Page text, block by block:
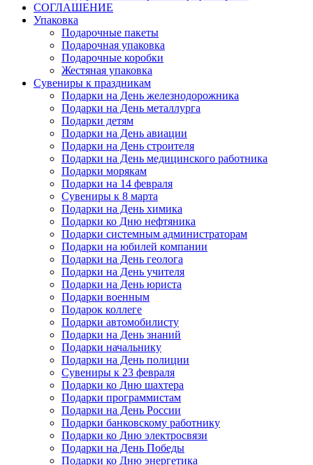
СОГЛАШЕНИЕ
Упаковка
Подарочные пакеты
Подарочная упаковка
Подарочные коробки
Жестяная упаковка
Сувениры к праздникам
Подарки на День железнодорожника
Подарки на День металлурга
Подарки детям
Подарки на День авиации
Подарки на День строителя
Подарки на День медицинского работника
Подарки морякам
Подарки на 14 февраля
Сувениры к 8 марта
Подарки на День химика
Подарки ко Дню нефтяника
Подарки системным администраторам
Подарки на юбилей компании
Подарки на День геолога
Подарки на День учителя
Подарки на День юриста
Подарки военным
Подарок коллеге
Подарки автомобилисту
Подарки на День знаний
Подарки начальнику
Подарки на День полиции
Сувениры к 23 февраля
Подарки ко Дню шахтера
Подарки программистам
Подарки на День России
Подарки банковскому работнику
Подарки ко Дню электросвязи
Подарки на День Победы
Подарки ко Дню энергетика